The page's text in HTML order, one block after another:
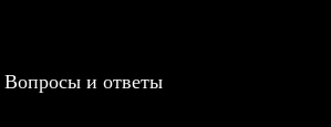
Вопросы и ответы